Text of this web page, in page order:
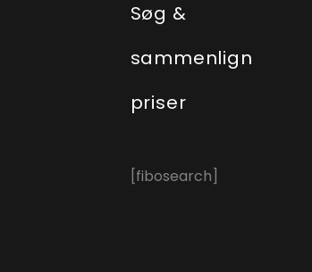
Søg &
sammenlign
priser
[fibosearch]